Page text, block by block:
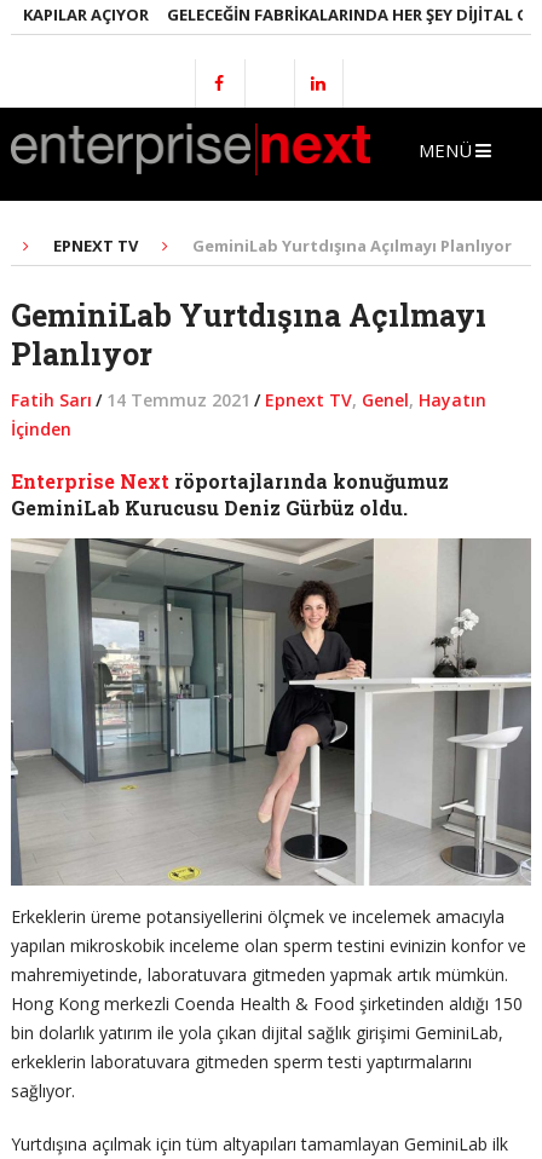
AÇIYOR GELECEĞIN FABRIKALARINDA HER ŞEY DIJITAL
MENÜ
EPNEXT TV GeminiLab Yurtdışına Açılmayı Planlıyor
GeminiLab Yurtdışına Açılmayı
Planlıyor
Fatih Sarı / 14 Temmuz 2021 / Epnext TV, Genel, Hayatın
İçinden
Enterprise Next röportajlarında konuğumuz
GeminiLab Kurucusu Deniz Gürbüz oldu.
Erkeklerin üreme potansiyellerini ölçmek ve incelemek amacıyla
yapılan mikroskobik inceleme olan sperm testini evinizin konfor ve
mahremiyetinde, laboratuvara gitmeden yapmak artık mümkün.
Hong Kong merkezli Coenda Health & Food şirketinden aldığı 150
bin dolarlık yatırım ile yola çıkan dijital sağlık girişimi GeminiLab,
erkeklerin laboratuvara gitmeden sperm testi yaptırmalarını
sağlıyor.
Yurtdışına açılmak için tüm altyapıları tamamlayan GeminiLab ilk